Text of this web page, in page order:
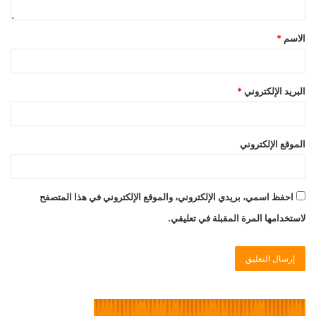
الاسم *
البريد الإلكتروني *
الموقع الإلكتروني
احفظ اسمي، بريدي الإلكتروني، والموقع الإلكتروني في هذا المتصفح
لاستخدامها المرة المقبلة في تعليقي.